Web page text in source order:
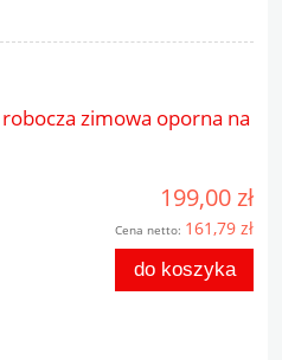
robocza zimowa oporna na
199,00 zł
Cena netto: 161,79 zł
do koszyka